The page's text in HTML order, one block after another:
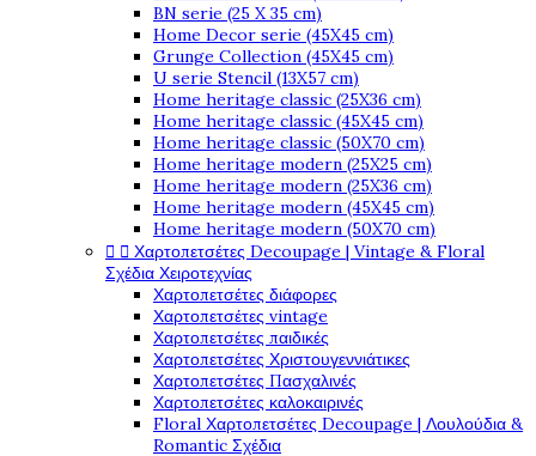
BN serie (25 X 35 cm)
Home Decor serie (45X45 cm)
Grunge Collection (45X45 cm)
U serie Stencil (13X57 cm)
Home heritage classic (25X36 cm)
Home heritage classic (45X45 cm)
Home heritage classic (50X70 cm)
Home heritage modern (25X25 cm)
Home heritage modern (25X36 cm)
Home heritage modern (45X45 cm)
Home heritage modern (50X70 cm)
  Χαρτοπετσέτες Decoupage | Vintage & Floral
Σχέδια Χειροτεχνίας
Χαρτοπετσέτες διάφορες
Χαρτοπετσέτες vintage
Χαρτοπετσέτες παιδικές
Χαρτοπετσέτες Χριστουγεννιάτικες
Χαρτοπετσέτες Πασχαλινές
Χαρτοπετσέτες καλοκαιρινές
Floral Χαρτοπετσέτες Decoupage | Λουλούδια &
Romantic Σχέδια